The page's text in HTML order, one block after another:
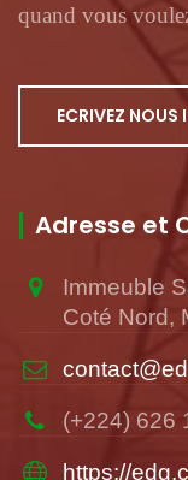
quand vous
ECRIVEZ NOUS
Adresse et
Immeuble
Coté Nord,
(+224) 626
https://